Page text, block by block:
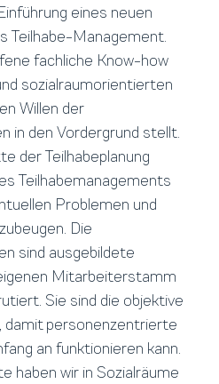
eines neuen
Teilhabe-Management.
fachliche Know-how
sozialraumorientierten
Willen der
in den Vordergrund stellt.
der Teilhabeplanung
Teilhabemanagements
Problemen und
Die
sind ausgebildete
Mitarbeiterstamm
Sie sind die objektive
damit personenzentrierte
an funktionieren kann.
haben wir in Sozialräume